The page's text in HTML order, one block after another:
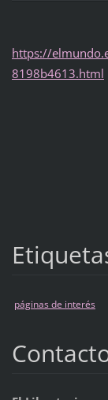
https://
8198b4613.html
páginas de interés